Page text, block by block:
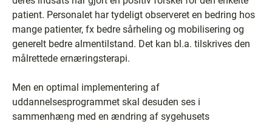
patient. Personalet har tydeligt observeret en bedring hos
mange patienter, fx bedre sårheling og mobilisering og
generelt bedre almentilstand. Det kan bl.a. tilskrives den
målrettede ernæringsterapi.
Men en optimal implementering af
uddannelsesprogrammet skal desuden ses i
sammenhæng med en ændring af sygehusets